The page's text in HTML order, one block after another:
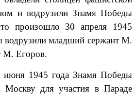
и водрузили Знамя Победы
произошло 30 апреля 1945
водрузили младший сержант М.
М. Егоров.
1945 года Знамя Победы
Москву для участия в Параде